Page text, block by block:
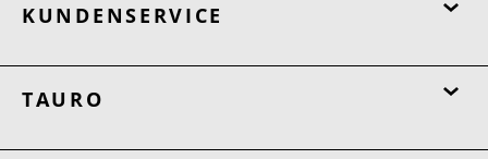
KUNDENSERVICE
TAURO